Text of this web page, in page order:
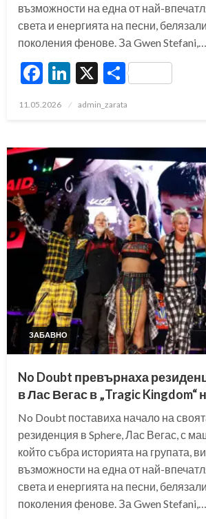
възможности на една от най-
света и енергията на песни,
поколения фенове. За Gwen Stefani,…
Facebook
LinkedIn
X Share
Posted
11.05.2026 admin_zarata
ЗАБАВНО
No Doubt превърнаха
в Лас Вегас в „Tragic Kingdom“
No Doubt поставиха начало на
резиденция в Sphere, Лас Вегас, с
който събра историята на групата,
възможности на една от най-
света и енергията на песни,
поколения фенове. За Gwen Stefani,…